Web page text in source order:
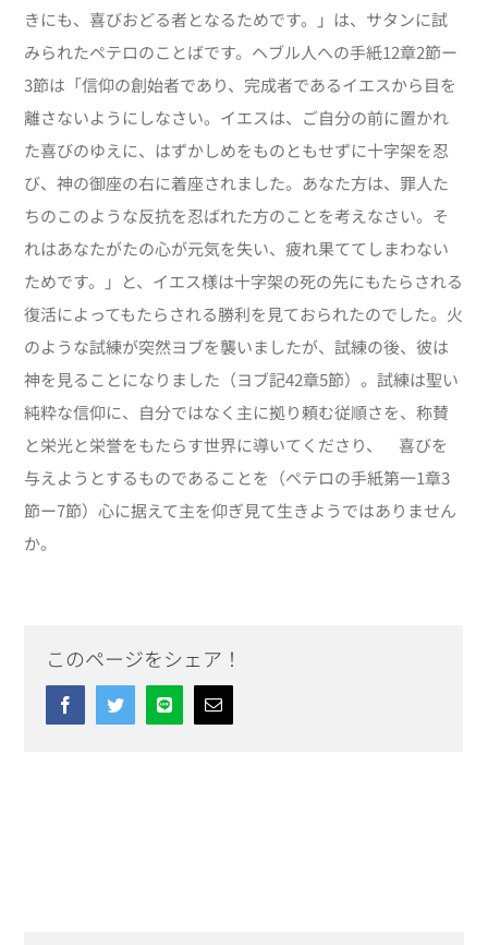
きにも、喜びおどる者となるためです。」は、サタンに試
みられたペテロのことばです。ヘブル人への手紙12章2節ー
3節は「信仰の創始者であり、完成者であるイエスから目を
離さないようにしなさい。イエスは、ご自分の前に置かれ
た喜びのゆえに、はずかしめをものともせずに十字架を忍
び、神の御座の右に着座されました。あなた方は、罪人た
ちのこのような反抗を忍ばれた方のことを考えなさい。そ
れはあなたがたの心が元気を失い、疲れ果ててしまわない
ためです。」と、イエス様は十字架の死の先にもたらされる
復活によってもたらされる勝利を見ておられたのでした。火
のような試練が突然ヨブを襲いましたが、試練の後、彼は
神を見ることになりました（ヨブ記42章5節）。試練は聖い
純粋な信仰に、自分ではなく主に拠り頼む従順さを、称賛
と栄光と栄誉をもたらす世界に導いてくださり、 喜びを
与えようとするものであることを（ペテロの手紙第一1章3
節ー7節）心に据えて主を仰ぎ見て生きようではありません
か。
このページをシェア！
FacebookTwitterLine Email